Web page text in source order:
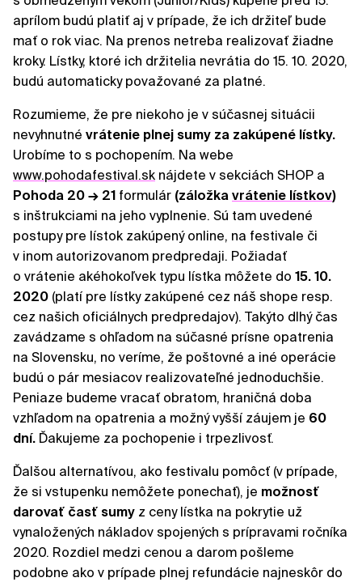
aprílom budú platiť aj v prípade, že ich držiteľ bude
mať o rok viac. Na prenos netreba realizovať žiadne
kroky. Lístky, ktoré ich držitelia nevrátia do 15. 10. 2020,
budú automaticky považované za platné.
Rozumieme, že pre niekoho je v súčasnej situácii
nevyhnutné vrátenie plnej sumy za zakúpené lístky.
Urobíme to s pochopením. Na webe
www.pohodafestival.sk nájdete v sekciách SHOP a
Pohoda 20 → 21 formulár (záložka vrátenie lístkov)
s inštrukciami na jeho vyplnenie. Sú tam uvedené
postupy pre lístok zakúpený online, na festivale či
v inom autorizovanom predpredaji. Požiadať
o vrátenie akéhokoľvek typu lístka môžete do 15. 10.
2020 (platí pre lístky zakúpené cez náš shope resp.
cez našich oficiálnych predpredajov). Takýto dlhý čas
zavádzame s ohľadom na súčasné prísne opatrenia
na Slovensku, no veríme, že poštovné a iné operácie
budú o pár mesiacov realizovateľné jednoduchšie.
Peniaze budeme vracať obratom, hraničná doba
vzhľadom na opatrenia a možný vyšší záujem je 60
dní. Ďakujeme za pochopenie i trpezlivosť.
Ďalšou alternatívou, ako festivalu pomôcť (v prípade,
že si vstupenku nemôžete ponechať), je možnosť
darovať časť sumy z ceny lístka na pokrytie už
vynaložených nákladov spojených s prípravami ročníka
2020. Rozdiel medzi cenou a darom pošleme
podobne ako v prípade plnej refundácie najneskôr do